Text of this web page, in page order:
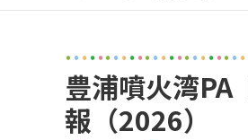
豊浦噴火湾PA
報（2026）